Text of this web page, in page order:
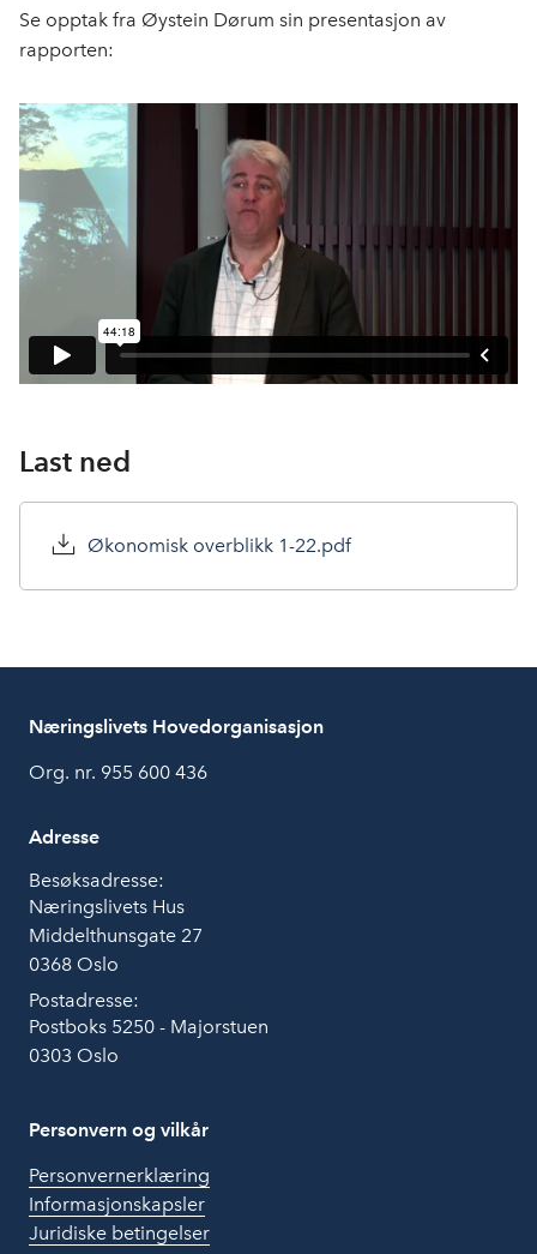
Se opptak fra Øystein Dørum sin presentasjon av
rapporten:
Last ned
Økonomisk overblikk 1-22.pdf
Næringslivets Hovedorganisasjon
Org. nr. 955 600 436
Adresse
Besøksadresse:
Næringslivets Hus
Middelthunsgate 27
0368 Oslo
Postadresse:
Postboks 5250 - Majorstuen
0303 Oslo
Personvern og vilkår
Personvernerklæring
Informasjonskapsler
Juridiske betingelser